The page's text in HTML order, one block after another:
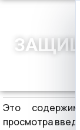
Это
просмотра